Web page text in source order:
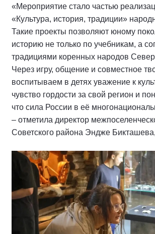
«Мероприятие стало частью
«Культура, история, традиции»
Такие проекты позволяют юному
историю не только по учебникам, а
традициями коренных народов
Через игру, общение и совместное
воспитываем в детях уважение к
чувство гордости за свой регион и
что сила России в её
– отметила директор
Советского района Эндже Бикташева,